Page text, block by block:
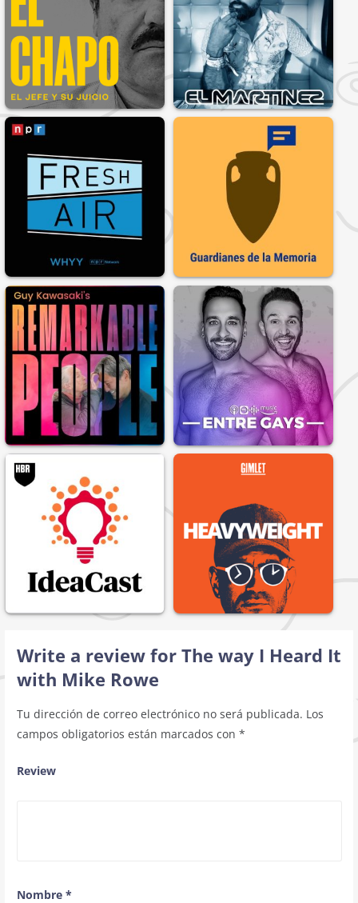
Write a review for The way I Heard It
with Mike Rowe
Tu dirección de correo electrónico no será publicada. Los
campos obligatorios están marcados con *
Review
Nombre *